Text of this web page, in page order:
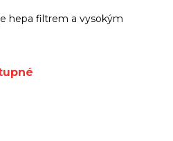
hepa filtrem a vysokým